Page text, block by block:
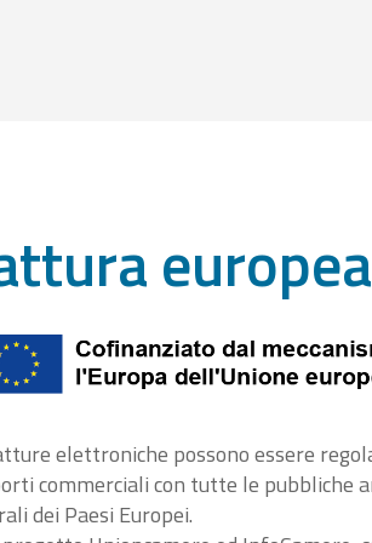
europea
elettroniche possono essere
commerciali con tutte le pubbliche
dei Paesi Europei.